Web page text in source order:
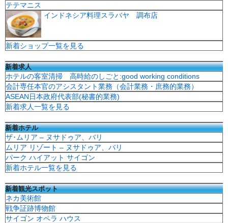
テテマニス
インドネシア料理スラバヤ 調布店
新着ショップ一覧を見る
新着求人
ホテルの客室清掃 高時給のしごと:good working conditions
会計専任本官のアシスタント業務（会計業務・庶務的業務）
ASEAN日本政府代表部(秘書的業務)
新着求人一覧を見る
新着ホテル
ザ･ムリア – ヌサドゥア、バリ
ムリア リゾート – ヌサドゥア、バリ
パーク ハイアット サイゴン
新着ホテル一覧を見る
新着観光スポット
ネカ美術館
戦争証跡博物館
サイゴン オペラ ハウス